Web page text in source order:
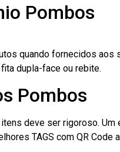
Pombos
quando fornecidos
dupla-face ou rebite.
Pombos
deve ser rigoroso.
TAGS com QR